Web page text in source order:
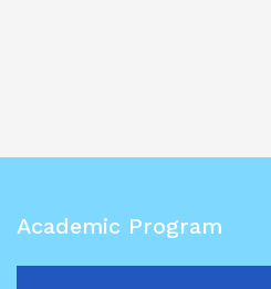
Academic Program